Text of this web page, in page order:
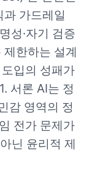
가드레일
성·자기 검증
한하는 설계
입의 성패가
서론 AI는 정
감 영역의 정
전가 문제가
닌 윤리적 제